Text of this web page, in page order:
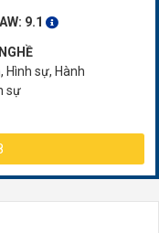
9.1
Hình sự, Hành
sự